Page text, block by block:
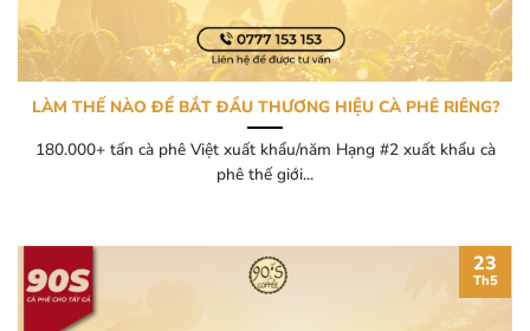
LÀM THẾ NÀO ĐỂ BẮT ĐẦU THƯƠNG HIỆU CÀ PHÊ RIÊNG?
180.000+ tấn cà phê Việt xuất khẩu/năm Hạng #2 xuất khẩu cà
phê thế giới...
23
Th5